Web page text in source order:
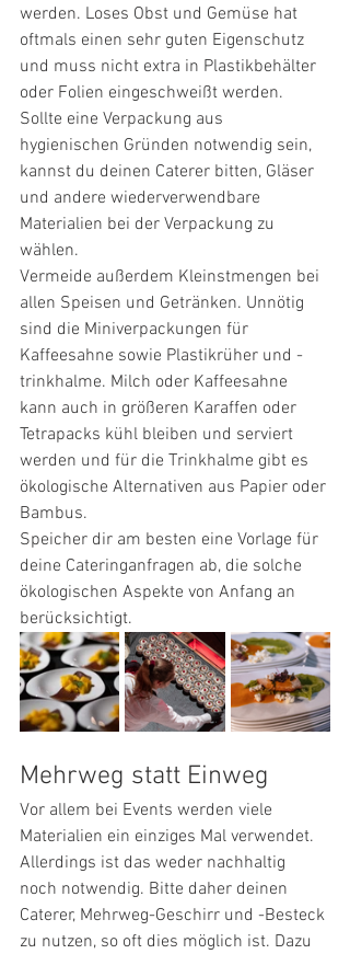
werden. Loses Obst und Gemüse hat
oftmals einen sehr guten Eigenschutz
und muss nicht extra in Plastikbehälter
oder Folien eingeschweißt werden.
Sollte eine Verpackung aus
hygienischen Gründen notwendig sein,
kannst du deinen Caterer bitten, Gläser
und andere wiederverwendbare
Materialien bei der Verpackung zu
wählen.
Vermeide außerdem Kleinstmengen bei
allen Speisen und Getränken. Unnötig
sind die Miniverpackungen für
Kaffeesahne sowie Plastikrüher und -
trinkhalme. Milch oder Kaffeesahne
kann auch in größeren Karaffen oder
Tetrapacks kühl bleiben und serviert
werden und für die Trinkhalme gibt es
ökologische Alternativen aus Papier oder
Bambus.
Speicher dir am besten eine Vorlage für
deine Cateringanfragen ab, die solche
ökologischen Aspekte von Anfang an
berücksichtigt.
Mehrweg statt Einweg
Vor allem bei Events werden viele
Materialien ein einziges Mal verwendet.
Allerdings ist das weder nachhaltig
noch notwendig. Bitte daher deinen
Caterer, Mehrweg-Geschirr und -Besteck
zu nutzen, so oft dies möglich ist. Dazu